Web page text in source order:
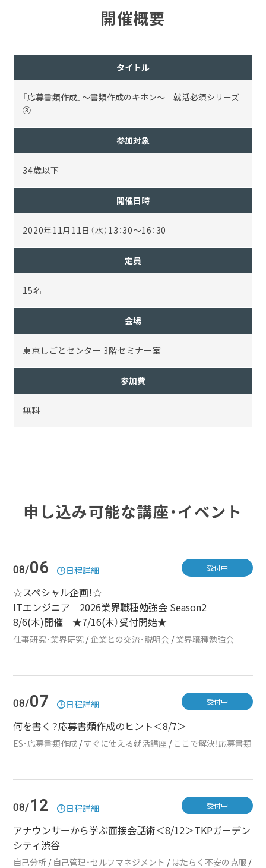
開催概要
タイトル
「応募書類作成」～書類作成のキホン～ 就活必須シリーズ
③
参加対象
34歳以下
開催日時
2020年11月11日（水）13：30～16：30
定員
15名
会場
東京しごとセンター 3階セミナー室
参加費
無料
申し込み可能な講座・イベント
08/06 日程詳細
☆スペシャル企画！☆
ITエンジニア 2026業界職種勉強会 Season2
8/6(木)開催 ★7/16(木）受付開始★
仕事研究・業界研究 /企業との交流・説明会 /業界職種勉強会
受付中
08/07 日程詳細
何を書く？応募書類作成のヒント＜8/7＞
ES・応募書類作成 /すぐに使える就活講座 / ここで解決！応募書類
受付中
08/12 日程詳細
アナウンサーから学ぶ面接会話術＜8/12＞TKPガーデン
シティ渋谷
自己分析 / 自己管理・セルフマネジメント / はたらく不安の克服 /
受付中